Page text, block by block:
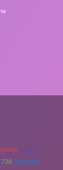
Teams:
726 Telegram: